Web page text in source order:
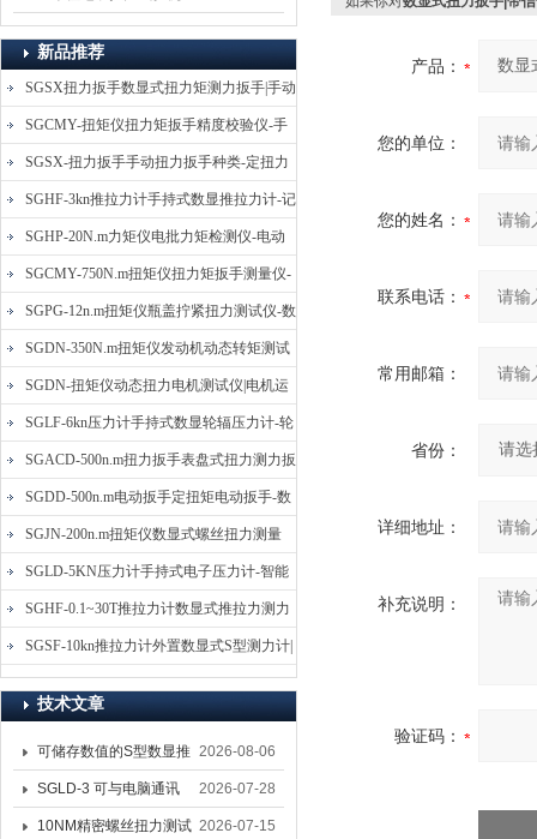
新品推荐
SGSX扭力扳手数显式扭力矩测力扳手|手动
定扭矩检测扳手
SGCMY-扭矩仪扭力矩扳手精度校验仪-手
动扳子扭矩校准仪
SGSX-扭力扳手手动扭力扳手种类-定扭力
矩检测扳手价格
SGHF-3kn推拉力计手持式数显推拉力计-记
忆数据拉压力测力计
SGHP-20N.m力矩仪电批力矩检测仪-电动
螺丝批扭力矩测试仪
SGCMY-750N.m扭矩仪扭力矩扳手测量仪-
校准扳手扭力精度测试仪
SGPG-12n.m扭矩仪瓶盖拧紧扭力测试仪-数
显式瓶盖扭力矩仪
SGDN-350N.m扭矩仪发动机动态转矩测试
仪-动态电机扭矩测量仪
SGDN-扭矩仪动态扭力电机测试仪|电机运
转摩擦力扭矩仪
SGLF-6kn压力计手持式数显轮辐压力计-轮
辐称重压力测力计
SGACD-500n.m扭力扳手表盘式扭力测力扳
手-表盘扭力矩检测扳手
SGDD-500n.m电动扳手定扭矩电动扳手-数
显式电动定扭力矩扳手
SGJN-200n.m扭矩仪数显式螺丝扭力测量
仪-螺栓扭力矩测试仪
SGLD-5KN压力计手持式电子压力计-智能
电子式压力测力计
SGHF-0.1~30T推拉力计数显式推拉力测力
计-数字拉压力双向测力仪
SGSF-10kn推拉力计外置数显式S型测力计|
手持连线式拉压力计
技术文章
可储存数值的S型数显推
拉力计 SGSF-100外置
式测力计
2026-08-06
SGLD-3 可与电脑通讯
的无线测力计 0.03-3T化
2026-07-28
10NM精密螺丝扭力测试 2026-07-15
产品：
您的单位：
您的姓名：
联系电话：
常用邮箱：
省份：
详细地址：
补充说明：
验证码：